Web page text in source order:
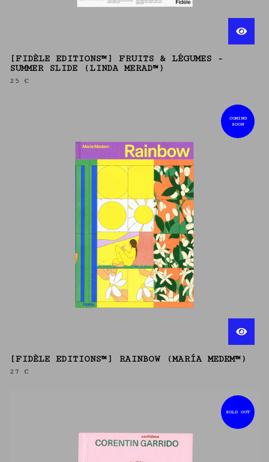
[FIDÈLE EDITIONS™] FRUITS & LÉGUMES -
SUMMER SLIDE (LINDA MERAD™)
25 €
COMING
SOON
[FIDÈLE EDITIONS™] RAINBOW (MARÍA MEDEM™)
27 €
SOLD OUT